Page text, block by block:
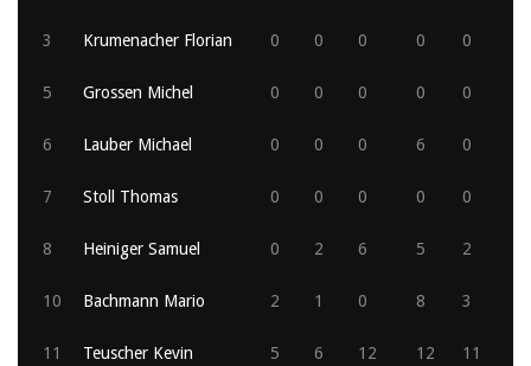
3 Krumenacher Florian 0 0 0 0 0
5 Grossen Michel 0 0 0 0 0
6 Lauber Michael 0 0 0 6 0
7 Stoll Thomas 0 0 0 0 0
8 Heiniger Samuel 0 2 6 5 2
10 Bachmann Mario 2 1 0 8 3
11 Teuscher Kevin 5 6 12 12 11